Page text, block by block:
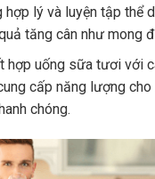
hợp lý và luyện tập thể
tăng cân như mong
hợp uống sữa tươi với
cấp năng lượng cho
chóng.